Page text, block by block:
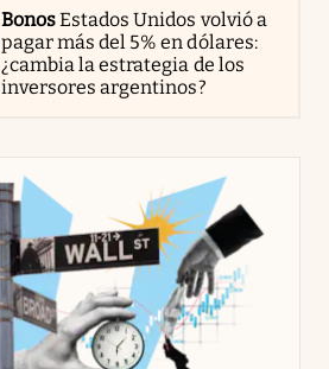
BonosEstados Unidos volvió a
pagar más del 5% en dólares:
¿cambia la estrategia de los
inversores argentinos?